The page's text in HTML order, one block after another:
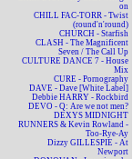
on
CHILL FAC-TORR - Twist
(round'n'round)
CHURCH - Starfish
CLASH - The Magnificent
Seven / The Call Up
CULTURE DANCE 7 - House
Mix
CURE - Pornography
DAVE - Dave [White Label]
Debbie HARRY - Rockbird
DEVO - Q: Are we not men?
DEXYS MIDNIGHT
RUNNERS & Kevin Rowland -
Too-Rye-Ay
Dizzy GILLESPIE - At
Newport